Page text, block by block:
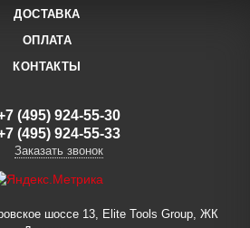
ДОСТАВКА
ОПЛАТА
КОНТАКТЫ
(495) 924-55-30
(495) 924-55-33
Заказать звонок
шоссе 13, Elite Tools Group, ЖК